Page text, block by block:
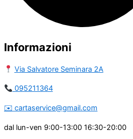
Informazioni
Via Salvatore Seminara 2A
095211364
​​✉️ ​cartaservice@gmail.com
dal lun-ven 9:00-13:00 16:30-20:00